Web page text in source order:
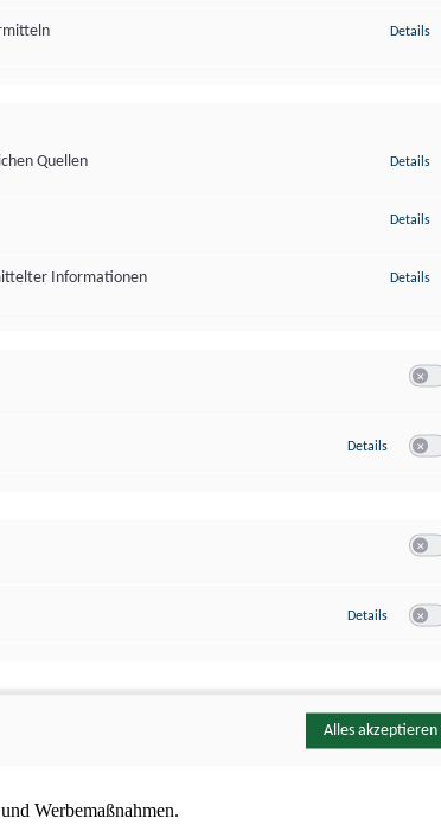
Werbemaßnahmen.
Details
Quellen
Details
Details
Informationen Details
Details zu
Details zu
Alles akzeptieren